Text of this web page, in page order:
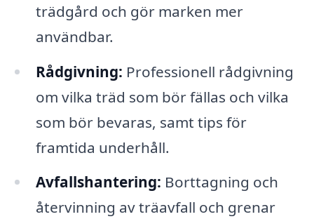
trädgård och gör marken mer
användbar.
Rådgivning: Professionell rådgivning
om vilka träd som bör fällas och vilka
som bör bevaras, samt tips för
framtida underhåll.
Avfallshantering: Borttagning och
återvinning av träavfall och grenar